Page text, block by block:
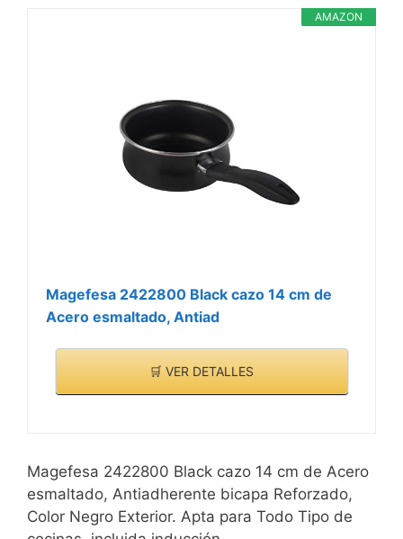
AMAZON
Magefesa 2422800 Black cazo 14 cm de
Acero esmaltado, Antiad
🛒 VER DETALLES
Magefesa 2422800 Black cazo 14 cm de Acero
esmaltado, Antiadherente bicapa Reforzado,
Color Negro Exterior. Apta para Todo Tipo de